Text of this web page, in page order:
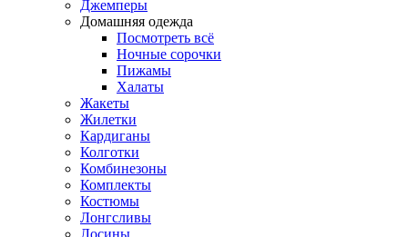
Джемперы
Домашняя одежда
Посмотреть всё
Ночные сорочки
Пижамы
Халаты
Жакеты
Жилетки
Кардиганы
Колготки
Комбинезоны
Комплекты
Костюмы
Лонгсливы
Лосины